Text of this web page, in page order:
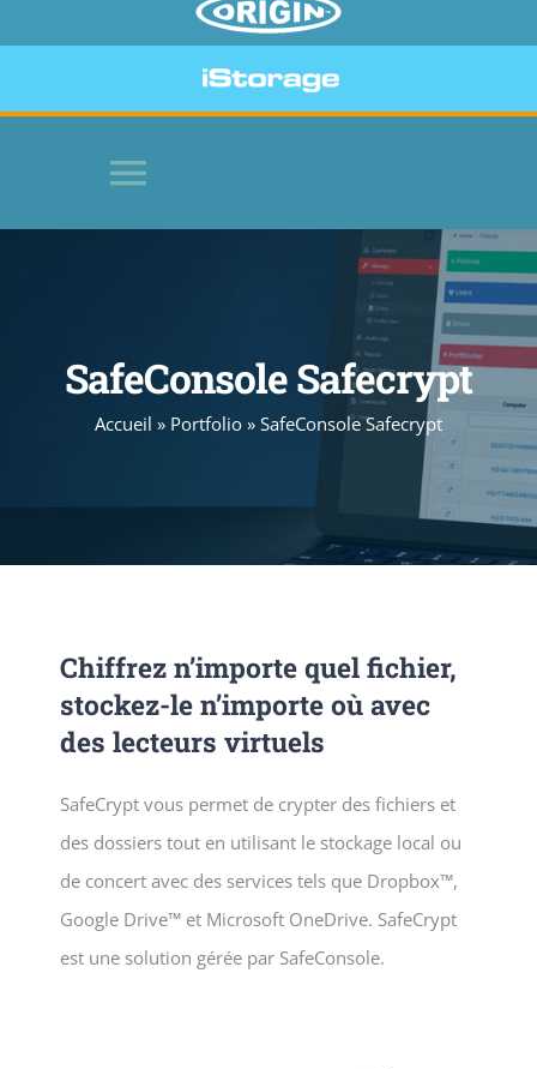
Toggle
Navigation
PÉRIPHÉRIQUES SÉCURISÉS
SITE WEB
NEWS
CONTACT
SafeConsole Safecrypt
Accueil » Portfolio » SafeConsole Safecrypt
Chiffrez n’importe quel fichier,
stockez-le n’importe où avec
des lecteurs virtuels
SafeCrypt vous permet de crypter des fichiers et
des dossiers tout en utilisant le stockage local ou
de concert avec des services tels que Dropbox™,
Google Drive™ et Microsoft OneDrive. SafeCrypt
est une solution gérée par SafeConsole.